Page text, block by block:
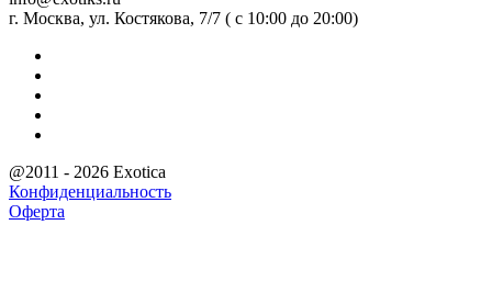
г. Москва, ул. Костякова, 7/7 ( с 10:00 до 20:00)
@2011 - 2026 Exotica
Конфиденциальность
Оферта